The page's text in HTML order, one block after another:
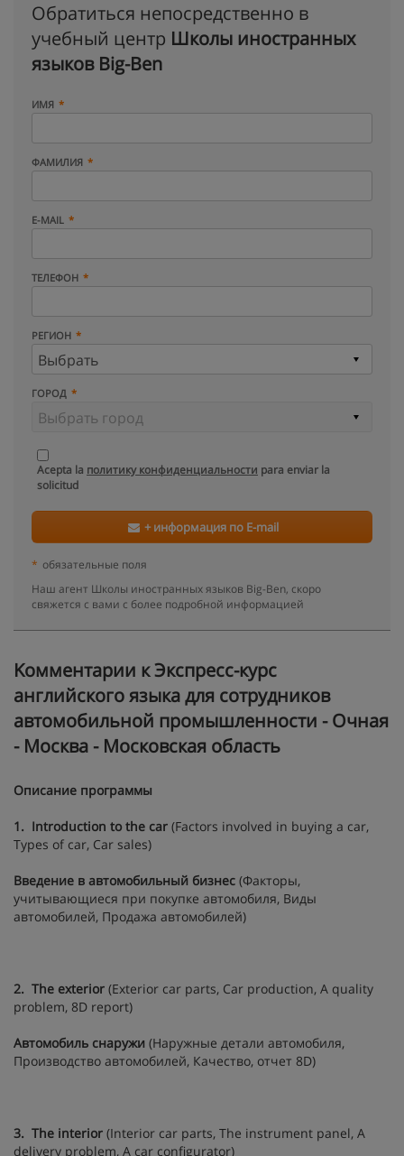
Обратиться непосредственно в
учебный центр Школы иностранных
языков Big-Ben
ИМЯ
ФАМИЛИЯ
E-MAIL
ТЕЛЕФОН
РЕГИОН
ГОРОД
Acepta la политику конфиденциальности para enviar la
solicitud
+ информация по E-mail
* обязательные поля
Наш агент Школы иностранных языков Big-Ben, скоро
свяжется с вами с более подробной информацией
Kомментарии к Экспресс-курс
английского языка для сотрудников
автомобильной промышленности - Очная
- Москва - Московская область
Описание программы
1. Introduction to the car (Factors involved in buying a car,
Types of car, Car sales)
Введение в автомобильный бизнес (Факторы,
учитывающиеся при покупке автомобиля, Виды
автомобилей, Продажа автомобилей)
2. The exterior (Exterior car parts, Car production, A quality
problem, 8D report)
Автомобиль снаружи (Наружные детали автомобиля,
Производство автомобилей, Качество, отчет 8D)
3. The interior (Interior car parts, The instrument panel, A
delivery problem, A car configurator)